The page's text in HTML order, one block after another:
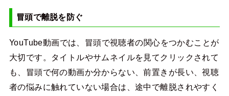
冒頭で離脱を防ぐ
YouTube動画では、冒頭で視聴者の関心をつかむことが
大切です。タイトルやサムネイルを見てクリックされて
も、冒頭で何の動画か分からない、前置きが長い、視聴
者の悩みに触れていない場合は、途中で離脱されやすく